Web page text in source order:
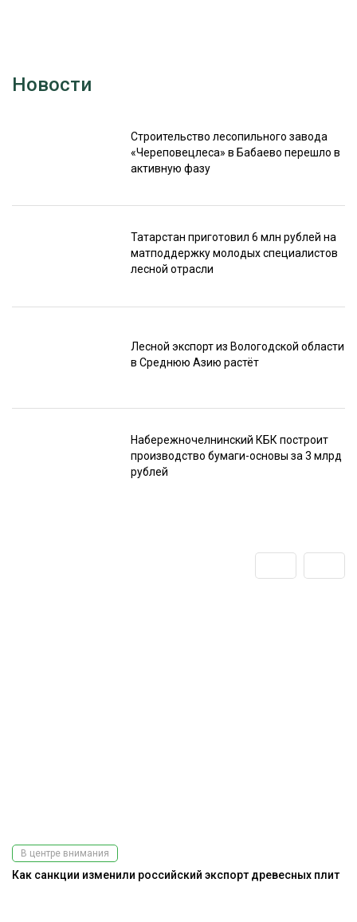
Новости
Строительство лесопильного завода
«Череповецлеса» в Бабаево перешло в
активную фазу
Татарстан приготовил 6 млн рублей на
матподдержку молодых специалистов
лесной отрасли
Лесной экспорт из Вологодской области
в Среднюю Азию растёт
Набережночелнинский КБК построит
производство бумаги-основы за 3 млрд
рублей
В центре внимания
Как санкции изменили российский экспорт древесных плит